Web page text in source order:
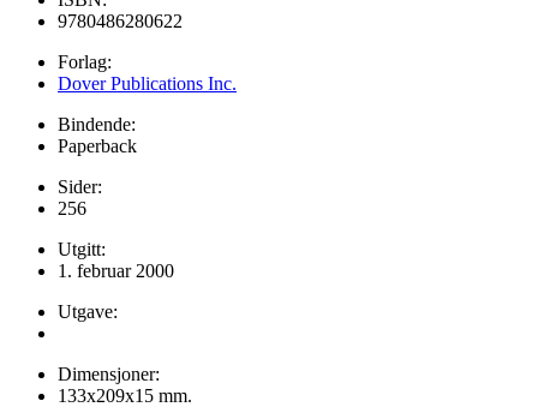
9780486280622
Forlag:
Dover Publications Inc.
Bindende:
Paperback
Sider:
256
Utgitt:
1. februar 2000
Utgave:
Dimensjoner:
133x209x15 mm.